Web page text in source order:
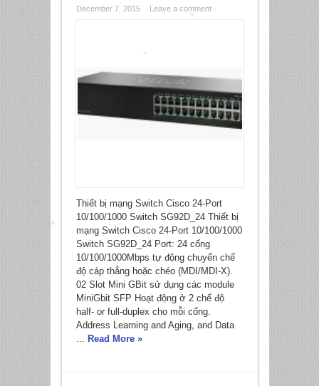
December 7, 2015 Leave a comment
Thiết bị mạng Switch Cisco 24-Port
10/100/1000 Switch SG92D_24 Thiết bị
mạng Switch Cisco 24-Port 10/100/1000
Switch SG92D_24 Port: 24 cổng
10/100/1000Mbps tự động chuyển chế
độ cáp thẳng hoặc chéo (MDI/MDI-X).
02 Slot Mini GBit sử dụng các module
MiniGbit SFP Hoạt động ở 2 chế độ
half- or full-duplex cho mỗi cổng.
Address Learning and Aging, and Data
Read More »
*